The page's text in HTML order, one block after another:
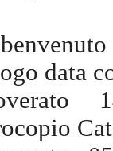
data